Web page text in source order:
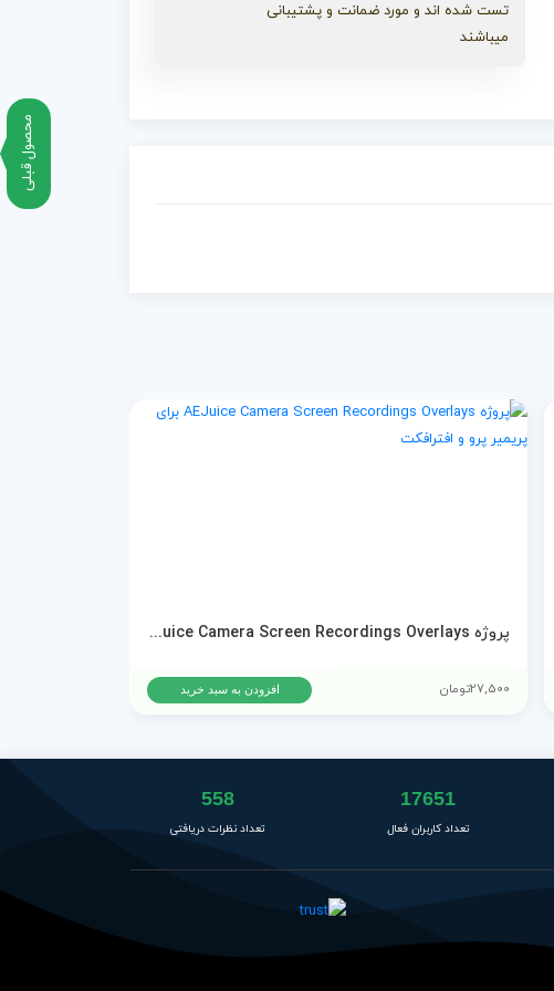
محصول قبلی
تست شده اند و مورد ضمانت و پشتیبانی
میباشند
پروژه AEJuice Camera Screen Recordings Overlays برای پریمیر پرو و افترافکت
27,500تومان افزودن به سبد خرید
17651
تعداد کاربران فعال
558
تعداد نظرات دریافتی